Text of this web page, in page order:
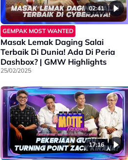
02:41
GEMPAK MOST WANTED
Masak Lemak Daging Salai
Terbaik Di Dunia! Ada Di Peria
Dashbox? | GMW Highlights
25/02/2025
17:16